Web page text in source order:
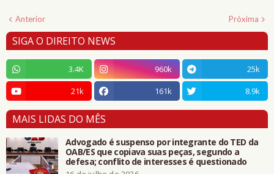
Anterior Próxima
SIGA O DIREITO NEWS
3.4K 960k
25k
21k
161k 8.9k
MAIS LIDAS DO MÊS
Advogado é suspenso por integrante do TED da
OAB/ES que copiava suas peças, segundo a
defesa; conflito de interesses é questionado